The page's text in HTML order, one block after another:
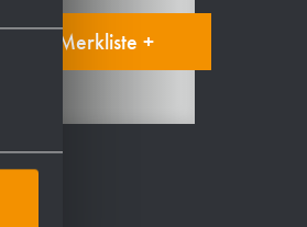
Auf die Merkliste +